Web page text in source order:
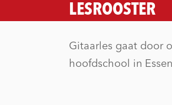
LESROOSTER
Gitaarles gaat door
hoofdschool in